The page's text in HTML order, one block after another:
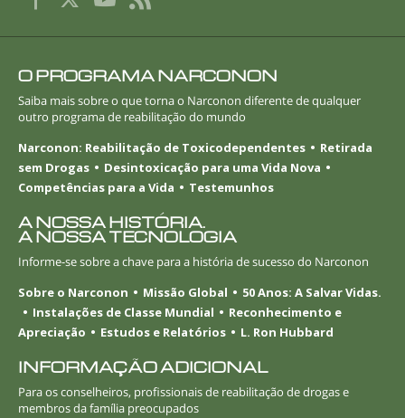
O PROGRAMA NARCONON
Saiba mais sobre o que torna o Narconon diferente de qualquer
outro programa de reabilitação do mundo
Narconon: Reabilitação de Toxicodependentes
Retirada
sem Drogas
Desintoxicação para uma Vida Nova
Competências para a Vida
Testemunhos
A NOSSA HISTÓRIA.
A NOSSA TECNOLOGIA
Informe-sesobre a chave para a história de sucesso do Narconon
Sobre o Narconon
Missão Global
50 Anos: A Salvar Vidas.
Instalações de Classe Mundial
Reconhecimento e
Apreciação
Estudos e Relatórios L. Ron Hubbard
INFORMAÇÃO ADICIONAL
Para os conselheiros, profissionais de reabilitação de drogas e
membros da família preocupados